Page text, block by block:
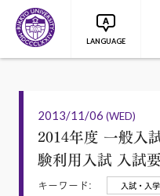
LANGUAGE
2013/11/06 (WED)
2014年度 一般入
験利用入試 入試
キーワード: 入試・入学